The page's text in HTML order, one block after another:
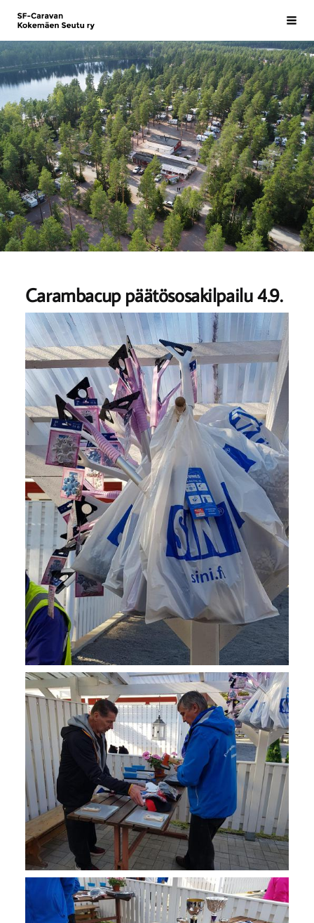
Siirry
sivun
sisältöön
SF-Caravan Kokemäen Seutu ry
Carambacup päätösosakilpailu 4.9.